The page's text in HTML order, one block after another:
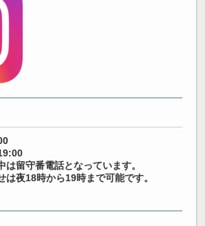
は留守番電話となっています。
は夜18時から19時まで可能です。